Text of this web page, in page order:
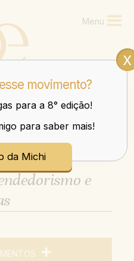
negócios e na vida.
Menu
e
movimento?
para a 8° edição!
para saber mais!
da Michi
x